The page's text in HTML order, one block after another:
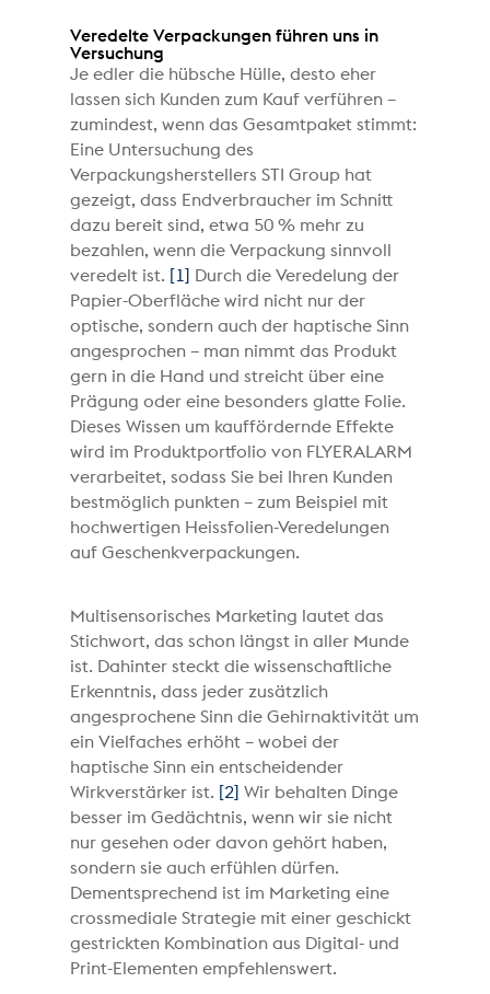
Veredelte Verpackungen führen uns in
Versuchung
Je edler die hübsche Hülle, desto eher
lassen sich Kunden zum Kauf verführen –
zumindest, wenn das Gesamtpaket stimmt:
Eine Untersuchung des
Verpackungsherstellers STI Group hat
gezeigt, dass Endverbraucher im Schnitt
dazu bereit sind, etwa 50 % mehr zu
bezahlen, wenn die Verpackung sinnvoll
veredelt ist.
[1]
Durch die Veredelung der
Papier-Oberfläche wird nicht nur der
optische, sondern auch der haptische Sinn
angesprochen – man nimmt das Produkt
gern in die Hand und streicht über eine
Prägung oder eine besonders glatte Folie.
Dieses Wissen um kauffördernde Effekte
wird im Produktportfolio von FLYERALARM
verarbeitet, sodass Sie bei Ihren Kunden
bestmöglich punkten – zum Beispiel mit
hochwertigen Heissfolien-Veredelungen
auf Geschenkverpackungen.
Multisensorisches Marketing lautet das
Stichwort, das schon längst in aller Munde
ist. Dahinter steckt die wissenschaftliche
Erkenntnis, dass jeder zusätzlich
angesprochene Sinn die Gehirnaktivität um
ein Vielfaches erhöht – wobei der
haptische Sinn ein entscheidender
Wirkverstärker ist.
[2] Wir behalten Dinge
besser im Gedächtnis, wenn wir sie nicht
nur gesehen oder davon gehört haben,
sondern sie auch erfühlen dürfen.
Dementsprechend ist im Marketing eine
crossmediale Strategie mit einer geschickt
gestrickten Kombination aus Digital- und
Print-Elementen empfehlenswert.